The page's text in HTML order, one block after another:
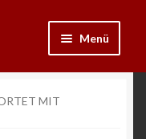
Menü
MIT